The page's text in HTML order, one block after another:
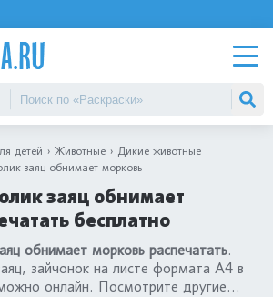
детей Животные
Дикие животные
заяц обнимает морковь
заяц обнимает
бесплатно
обнимает морковь распечатать.
зайчонок на листе формата А4 в
онлайн. Посмотрите другие